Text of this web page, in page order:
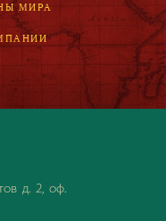
МИРА
д. 2, оф.